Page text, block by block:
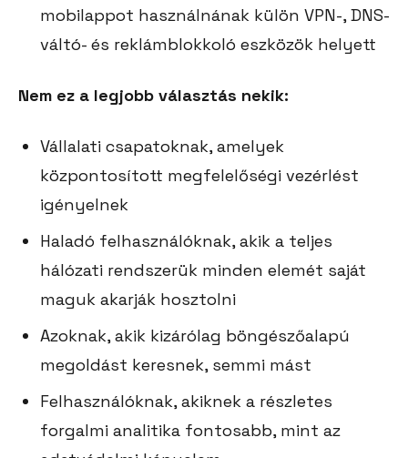
mobilappot használnának külön VPN-, DNS-
váltó- és reklámblokkoló eszközök helyett
Nem ez a legjobb választás nekik:
Vállalati csapatoknak, amelyek
központosított megfelelőségi vezérlést
igényelnek
Haladó felhasználóknak, akik a teljes
hálózati rendszerük minden elemét saját
maguk akarják hosztolni
Azoknak, akik kizárólag böngészőalapú
megoldást keresnek, semmi mást
Felhasználóknak, akiknek a részletes
forgalmi analitika fontosabb, mint az